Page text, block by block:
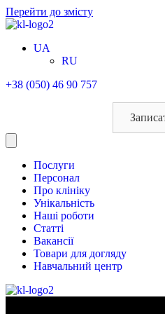
Перейти до змісту
UA
RU
+38 (050) 46 90 757
Послуги
Персонал
Про клініку
Унікальність
Наші роботи
Статті
Вакансії
Товари для догляду
Навчальний центр